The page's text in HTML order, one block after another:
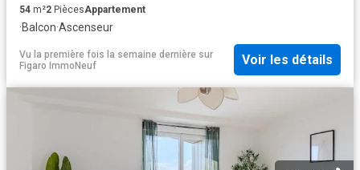
54 m²2 PiècesAppartement
·Balcon·Ascenseur
Vu la première fois la semaine dernière sur
Figaro ImmoNeuf
Voir les détails